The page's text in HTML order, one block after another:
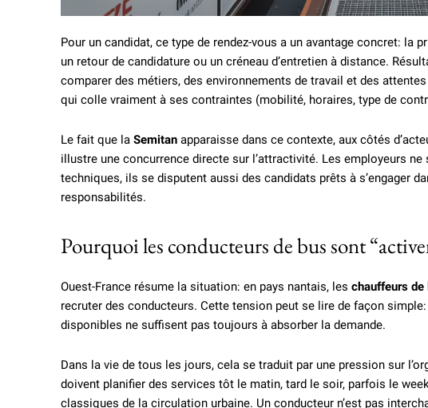
Pour un candidat, ce type de rendez-vous a un avantage concret: la
un retour de candidature ou un créneau d’entretien à distance.
comparer des métiers, des environnements de travail et des
qui colle vraiment à ses contraintes (mobilité, horaires, type de
Le fait que la Semitan apparaisse dans ce contexte, aux côtés
illustre une concurrence directe sur l’attractivité. Les employeurs
techniques, ils se disputent aussi des candidats prêts à s’engager
responsabilités.
Pourquoi les conducteurs de bus sont
Ouest-France résume la situation: en pays nantais, les chauffeurs de
recruter des conducteurs. Cette tension peut se lire de façon
disponibles ne suffisent pas toujours à absorber la demande.
Dans la vie de tous les jours, cela se traduit par une pression sur
doivent planifier des services tôt le matin, tard le soir, parfois le
classiques de la circulation urbaine. Un conducteur n’est pas